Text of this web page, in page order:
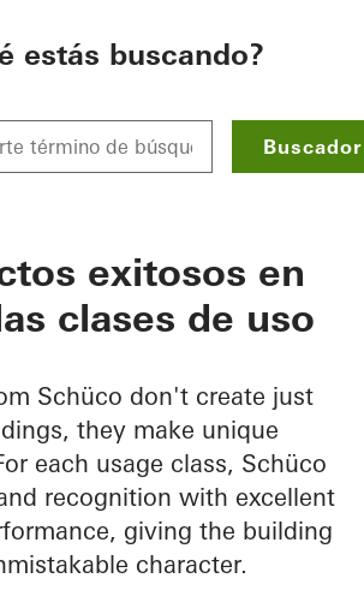
estás buscando?
Buscador
exitosos en
clases de uso
Schüco don't create just
they make unique
each usage class, Schüco
recognition with excellent
giving the building
character.